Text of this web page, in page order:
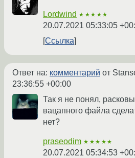
Lordwind ★★★★★
20.07.2021 05:33:05
Ссылка
Ответ на: комментарий от
23:36:55 +00:00
Так я не понял,
вацапного файла
нет?
praseodim ★★★★★
20.07.2021 05:34:53